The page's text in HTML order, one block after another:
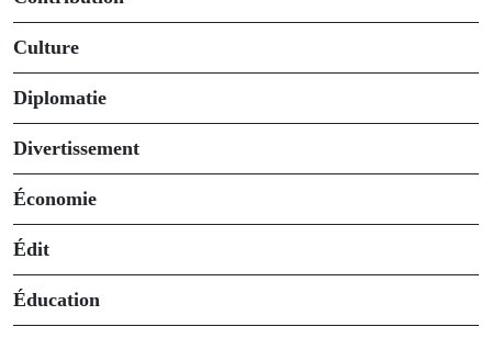
Culture
Diplomatie
Divertissement
Économie
Édit
Éducation